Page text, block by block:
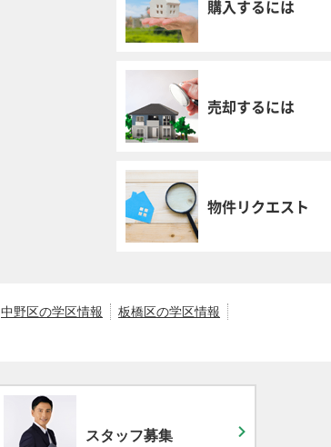
購入するには
売却するには
物件リクエスト
中野区の学区情報 板橋区の学区情報
スタッフ募集